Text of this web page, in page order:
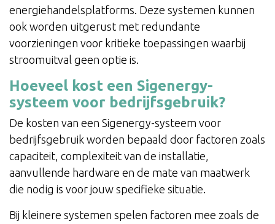
energiehandelsplatforms. Deze systemen kunnen
ook worden uitgerust met redundante
voorzieningen voor kritieke toepassingen waarbij
stroomuitval geen optie is.
Hoeveel kost een Sigenergy-
systeem voor bedrijfsgebruik?
De kosten van een Sigenergy-systeem voor
bedrijfsgebruik worden bepaald door factoren zoals
capaciteit, complexiteit van de installatie,
aanvullende hardware en de mate van maatwerk
die nodig is voor jouw specifieke situatie.
Bij kleinere systemen spelen factoren mee zoals de